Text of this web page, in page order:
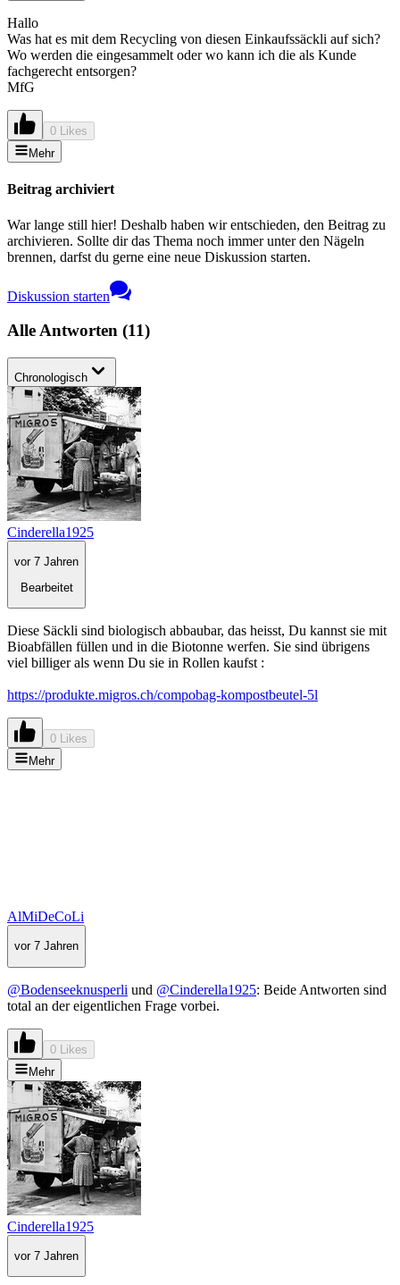
Hallo
Was hat es mit dem Recycling von diesen Einkaufssäckli auf sich?
Wo werden die eingesammelt oder wo kann ich die als Kunde
fachgerecht entsorgen?
MfG
0 Likes
Mehr
Beitrag archiviert
War lange still hier! Deshalb haben wir entschieden, den Beitrag zu
archivieren. Sollte dir das Thema noch immer unter den Nägeln
brennen, darfst du gerne eine neue Diskussion starten.
Diskussion starten
Alle Antworten (11)
Chronologisch
Cinderella1925
vor 7 Jahren
Bearbeitet
Diese Säckli sind biologisch abbaubar, das heisst, Du kannst sie mit
Bioabfällen füllen und in die Biotonne werfen. Sie sind übrigens
viel billiger als wenn Du sie in Rollen kaufst :
https://produkte.migros.ch/compobag-kompostbeutel-5l
0 Likes
Mehr
AlMiDeCoLi
vor 7 Jahren
@Bodenseeknusperli und @Cinderella1925: Beide Antworten sind
total an der eigentlichen Frage vorbei.
0 Likes
Mehr
Cinderella1925
vor 7 Jahren